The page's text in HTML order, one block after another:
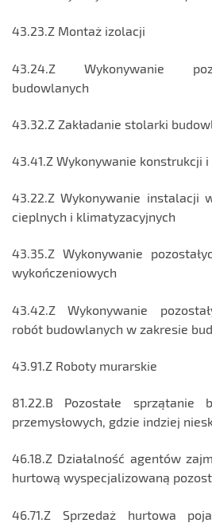
43.23.Z Montaż izolacji
43.24.Z Wykonywanie
budowlanych
43.32.Z Zakładanie stolarki
43.41.Z Wykonywanie konstrukcji
43.22.Z Wykonywanie instalacji
cieplnych i klimatyzacyjnych
43.35.Z Wykonywanie
wykończeniowych
43.42.Z Wykonywanie
robót budowlanych w zakresie
43.91.Z Roboty murarskie
81.22.B Pozostałe sprzątanie
przemysłowych, gdzie indziej
46.18.Z Działalność agentów
hurtową wyspecjalizowaną
46.71.Z Sprzedaż hurtowa